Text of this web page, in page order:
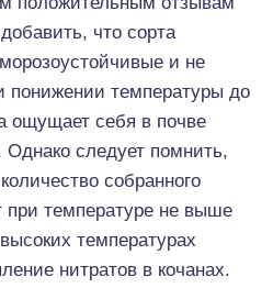
что сорта
и не
понижении температуры до
ощущает себя в почве
следует помнить,
собранного
температуре не выше
температурах
нитратов в кочанах.